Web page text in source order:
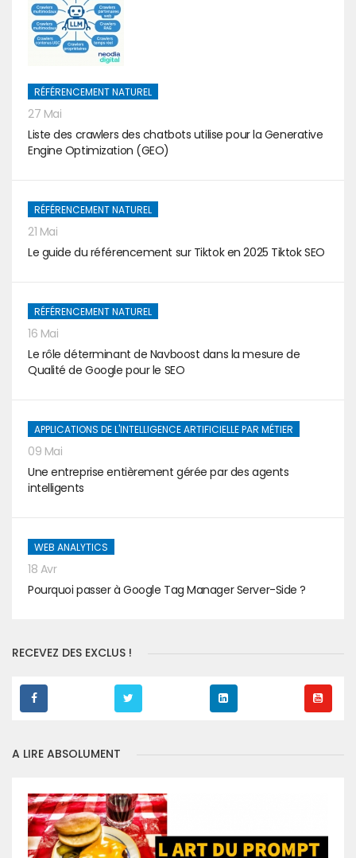
RÉFÉRENCEMENT NATUREL
27 Mai
Liste des crawlers des chatbots utilise pour la Generative
Engine Optimization (GEO)
RÉFÉRENCEMENT NATUREL
21 Mai
Le guide du référencement sur Tiktok en 2025 Tiktok SEO
RÉFÉRENCEMENT NATUREL
16 Mai
Le rôle déterminant de Navboost dans la mesure de
Qualité de Google pour le SEO
APPLICATIONS DE L'INTELLIGENCE ARTIFICIELLE PAR MÉTIER
09 Mai
Une entreprise entièrement gérée par des agents
intelligents
WEB ANALYTICS
18 Avr
Pourquoi passer à Google Tag Manager Server-Side ?
RECEVEZ DES EXCLUS !
A LIRE ABSOLUMENT